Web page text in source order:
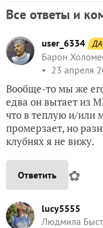
Все ответы и
user_6334
Барон
23 апреля
Вообще-то мы же
едва он вытает из
что в теплую и/или
промерзает, но
клубнях я не вижу.
Ответить ✿
lucy5555
Людмила